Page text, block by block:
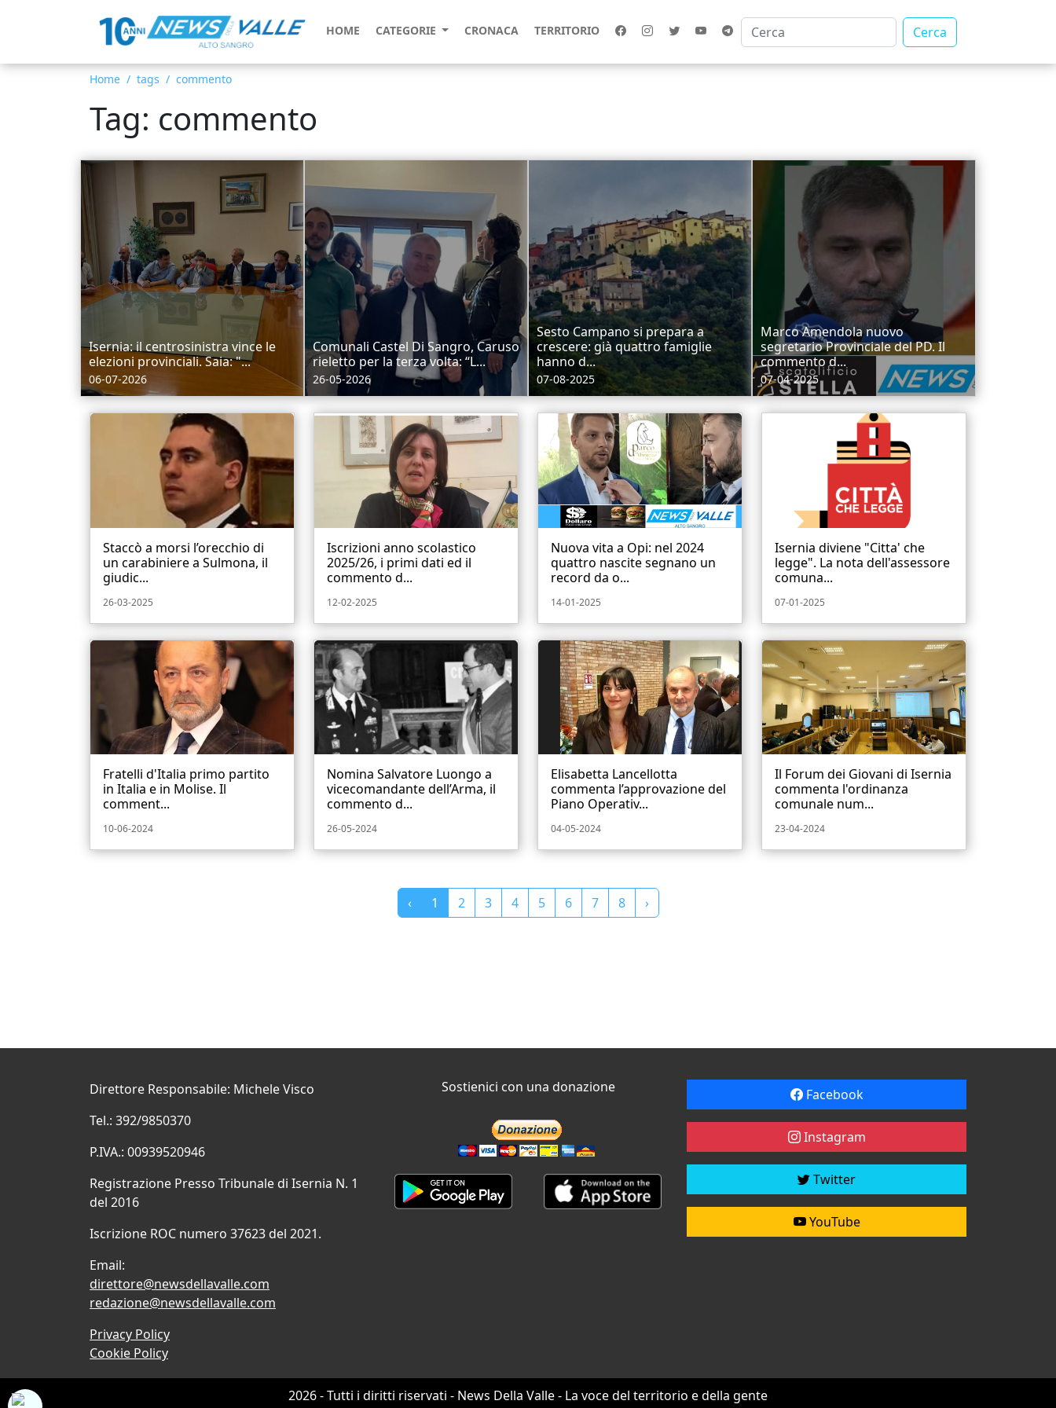
HOME CATEGORIE CRONACA TERRITORIO Cerca
Home tags commento
Tag: commento
Isernia: il centrosinistra vince le
elezioni provinciali. Saia: "...
06-07-2026
Comunali Castel Di Sangro, Caruso
rieletto per la terza volta: “L...
26-05-2026
Sesto Campano si prepara a
crescere: già quattro famiglie
hanno d...
07-08-2025
Marco Amendola nuovo
segretario Provinciale del PD. Il
commento d...
07-04-2025
Staccò a morsi l’orecchio di
un carabiniere a Sulmona, il
giudic...
26-03-2025
Iscrizioni anno scolastico
2025/26, i primi dati ed il
commento d...
12-02-2025
Nuova vita a Opi: nel 2024
quattro nascite segnano un
record da o...
14-01-2025
Isernia diviene "Citta' che
legge". La nota dell'assessore
comuna...
07-01-2025
Fratelli d'Italia primo partito
in Italia e in Molise. Il
comment...
10-06-2024
Nomina Salvatore Luongo a
vicecomandante dell’Arma, il
commento d...
26-05-2024
Elisabetta Lancellotta
commenta l’approvazione del
Piano Operativ...
04-05-2024
Il Forum dei Giovani di Isernia
commenta l'ordinanza
comunale num...
23-04-2024
‹ 1 2 3 4 5 6 7 8 ›
Direttore Responsabile: Michele Visco
Tel.: 392/9850370
P.IVA.: 00939520946
Registrazione Presso Tribunale di Isernia N. 1
del 2016
Iscrizione ROC numero 37623 del 2021.
Email:
direttore@newsdellavalle.com
redazione@newsdellavalle.com
Privacy Policy
Cookie Policy
Sostienici con una donazione Facebook
Instagram
Twitter
YouTube
2026 - Tutti i diritti riservati - News Della Valle - La voce del territorio e della gente